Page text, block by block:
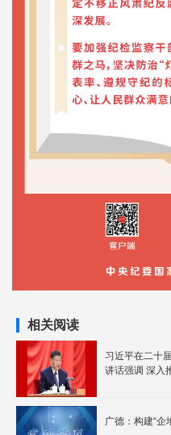
相关阅读
习近平在二十
讲话强调 深入
广德：构建“企